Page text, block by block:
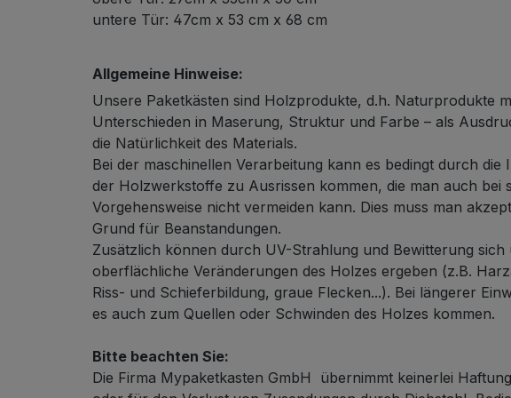
untere Tür: 47cm x 53 cm x 68 cm
Allgemeine Hinweise:
Unsere Paketkästen sind Holzprodukte, d.h. Naturprodukte
Unterschieden in Maserung, Struktur und Farbe – als
die Natürlichkeit des Materials.
Bei der maschinellen Verarbeitung kann es bedingt durch die
der Holzwerkstoffe zu Ausrissen kommen, die man auch bei
Vorgehensweise nicht vermeiden kann. Dies muss man
Grund für Beanstandungen.
Zusätzlich können durch UV-Strahlung und Bewitterung sich
oberflächliche Veränderungen des Holzes ergeben (z.B.
Riss- und Schieferbildung, graue Flecken...). Bei längerer
es auch zum Quellen oder Schwinden des Holzes kommen.
Bitte beachten Sie:
Die Firma Mypaketkasten GmbH übernimmt keinerlei